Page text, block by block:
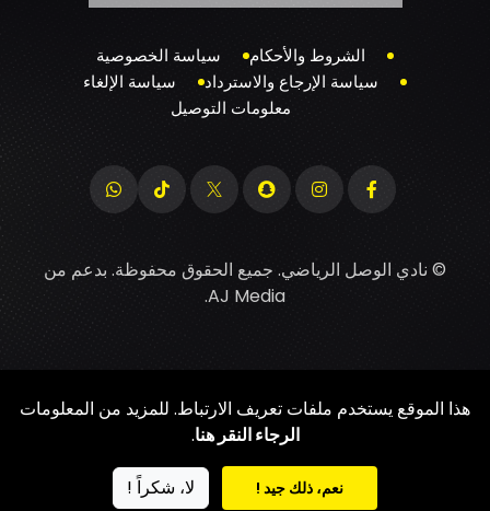
الشروط والأحكام
سياسة الخصوصية
سياسة الإرجاع والاسترداد
سياسة الإلغاء
معلومات التوصيل
© نادي الوصل الرياضي. جميع الحقوق محفوظة. بدعم من
AJ Media
.
هذا الموقع يستخدم ملفات تعريف الارتباط. للمزيد من المعلومات
الرجاء النقر هنا.
نعم، ذلك جيد ! لا، شكراً !